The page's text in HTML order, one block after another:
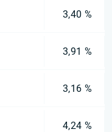
3,40 %
3,91 %
3,16 %
4,24 %